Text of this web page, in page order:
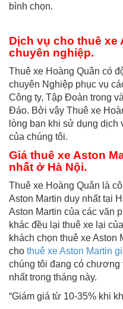
bình chọn.
Dịch vụ cho thuê xe
chuyên nghiệp.
Thuê xe Hoàng Quân có
chuyên Nghiệp phục vụ
Công ty, Tập Đoàn trong
Đáo. Bởi vậy Thuê xe
lòng bạn khi sử dụng dịch
của chúng tôi.
Giá thuê xe Aston
nhất ở Hà Nội.
Thuê xe Hoàng Quân là
Aston Martin duy nhất tại
Aston Martin của các văn
khác đều lại thuê xe lại
khách chọn thuê xe Aston
cho thuê xe Aston Martin
chúng tôi đang có
nhất trong tháng này.
“Giám giá từ 10-35% khi